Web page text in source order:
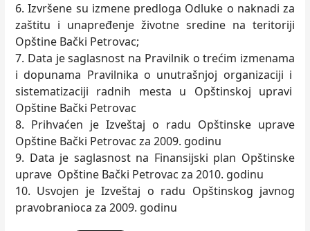
6. Izvršene su izmene predloga Odluke o naknadi za
zaštitu i unapređenje životne sredine na teritoriji
Opštine Bački Petrovac;
7. Data je saglasnost na Pravilnik o trećim izmenama
i dopunama Pravilnika o unutrašnjoj organizaciji i
sistematizaciji radnih mesta u Opštinskoj upravi
Opštine Bački Petrovac
8. Prihvaćen je Izveštaj o radu Opštinske uprave
Opštine Bački Petrovac za 2009. godinu
9. Data je saglasnost na Finansijski plan Opštinske
uprave Opštine Bački Petrovac za 2010. godinu
10. Usvojen je Izveštaj o radu Opštinskog javnog
pravobranioca za 2009. godinu